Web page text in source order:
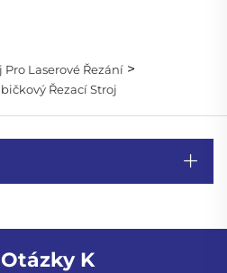
Pro Laserové Řezání>
Řezací Stroj
K